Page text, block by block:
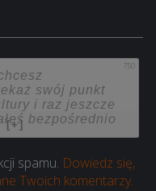
750
[+]
spamu. Dowiedz się,
Twoich komentarzy.